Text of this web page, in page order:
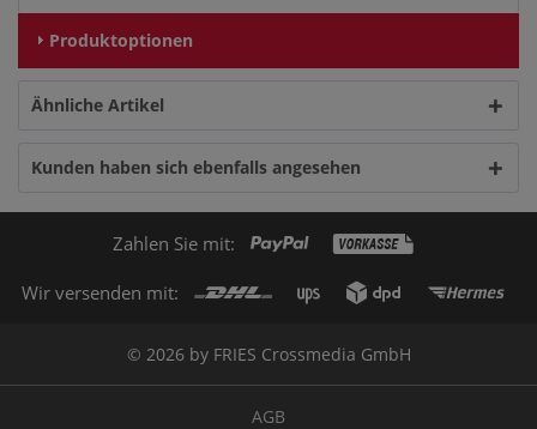
Produktoptionen
Ähnliche Artikel
Kunden haben sich ebenfalls angesehen
Zahlen Sie mit:
Wir versenden mit:
© 2026 by FRIES Crossmedia GmbH
AGB